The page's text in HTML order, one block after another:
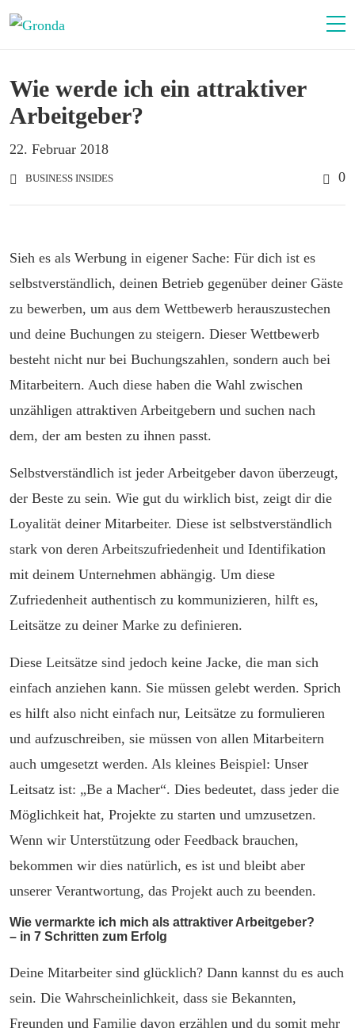
Wie werde ich ein attraktiver
Arbeitgeber?
22. Februar 2018
BUSINESS INSIDES 0
Sieh es als Werbung in eigener Sache: Für dich ist es
selbstverständlich, deinen Betrieb gegenüber deiner Gäste
zu bewerben, um aus dem Wettbewerb herauszustechen
und deine Buchungen zu steigern. Dieser Wettbewerb
besteht nicht nur bei Buchungszahlen, sondern auch bei
Mitarbeitern. Auch diese haben die Wahl zwischen
unzähligen attraktiven Arbeitgebern und suchen nach
dem, der am besten zu ihnen passt.
Selbstverständlich ist jeder Arbeitgeber davon überzeugt,
der Beste zu sein. Wie gut du wirklich bist, zeigt dir die
Loyalität deiner Mitarbeiter. Diese ist selbstverständlich
stark von deren Arbeitszufriedenheit und Identifikation
mit deinem Unternehmen abhängig. Um diese
Zufriedenheit authentisch zu kommunizieren, hilft es,
Leitsätze zu deiner Marke zu definieren.
Diese Leitsätze sind jedoch keine Jacke, die man sich
einfach anziehen kann. Sie müssen gelebt werden. Sprich
es hilft also nicht einfach nur, Leitsätze zu formulieren
und aufzuschreiben, sie müssen von allen Mitarbeitern
auch umgesetzt werden. Als kleines Beispiel: Unser
Leitsatz ist: „Be a Macher“. Dies bedeutet, dass jeder die
Möglichkeit hat, Projekte zu starten und umzusetzen.
Wenn wir Unterstützung oder Feedback brauchen,
bekommen wir dies natürlich, es ist und bleibt aber
unserer Verantwortung, das Projekt auch zu beenden.
Wie vermarkte ich mich als attraktiver Arbeitgeber?
– in 7 Schritten zum Erfolg
Deine Mitarbeiter sind glücklich? Dann kannst du es auch
sein. Die Wahrscheinlichkeit, dass sie Bekannten,
Freunden und Familie davon erzählen und du somit mehr